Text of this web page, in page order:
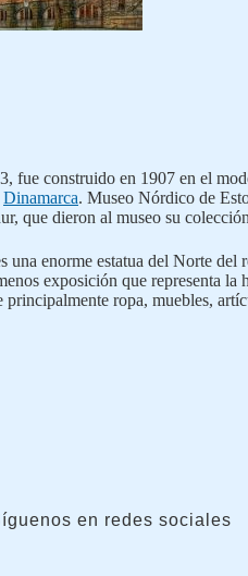
fue construido en 1907 en el
Dinamarca. Museo Nórdico de
que dieron al museo su
enorme estatua del Norte del
exposición que representa la
principalmente ropa, muebles,
en redes sociales